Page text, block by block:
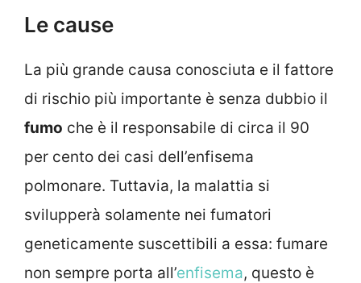
Le cause
La più grande causa conosciuta e il fattore
di rischio più importante è senza dubbio il
fumo che è il responsabile di circa il 90
per cento dei casi dell’enfisema
polmonare. Tuttavia, la malattia si
svilupperà solamente nei fumatori
geneticamente suscettibili a essa: fumare
non sempre porta all’enfisema, questo è